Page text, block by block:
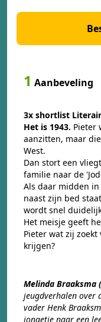
1 Aanbeveling
3x shortlist
Het is 1943. Pieter
aanzitten, maar
West.
Dan stort een
familie naar de
Als daar midden
naast zijn bed
wordt snel
Het meisje geeft
Pieter wat zij
krijgen?
Melinda Braaksma
jeugdverhalen over
vader Henk
jongetje naar een